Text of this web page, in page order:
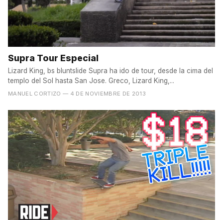
Supra Tour Especial
Lizard King, bs bluntslide Supra ha ido de tour, desde la cima del
templo del Sol hasta San Jose. Greco, Lizard King,...
MANUEL CORTIZO — 4 DE NOVIEMBRE DE 2013